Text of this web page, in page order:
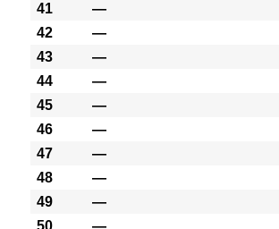
41
―
42
―
43
―
44
―
45
―
46
―
47
―
48
―
49
―
50
―